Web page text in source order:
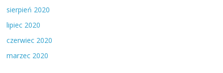
sierpień 2020
lipiec 2020
czerwiec 2020
marzec 2020